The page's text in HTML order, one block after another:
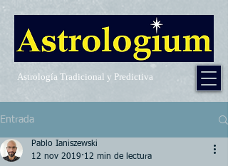
Astrología Tradicional y Predictiva
Entrada
Pablo Ianiszewski
12 nov 2019 12 min de lectura